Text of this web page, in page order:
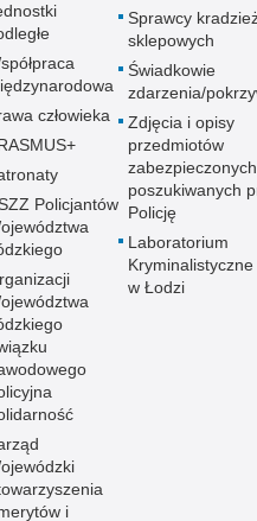
człowieka
Policjantów
i
Sprawcy
sklepowych
Świadkowie
zdarzenia/
Zdjęcia i opisy
przedmiotów
poszukiwanych
Policję
Laboratorium
Kryminalistyczne
w Łodzi